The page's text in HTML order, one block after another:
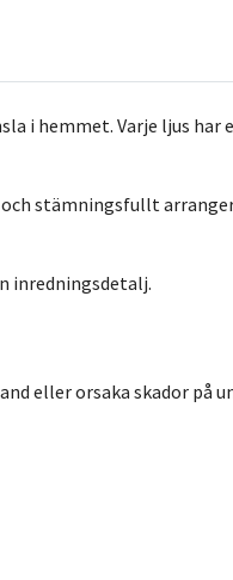
i hemmet. Varje ljus
stämningsfullt
inredningsdetalj.
eller orsaka skador på